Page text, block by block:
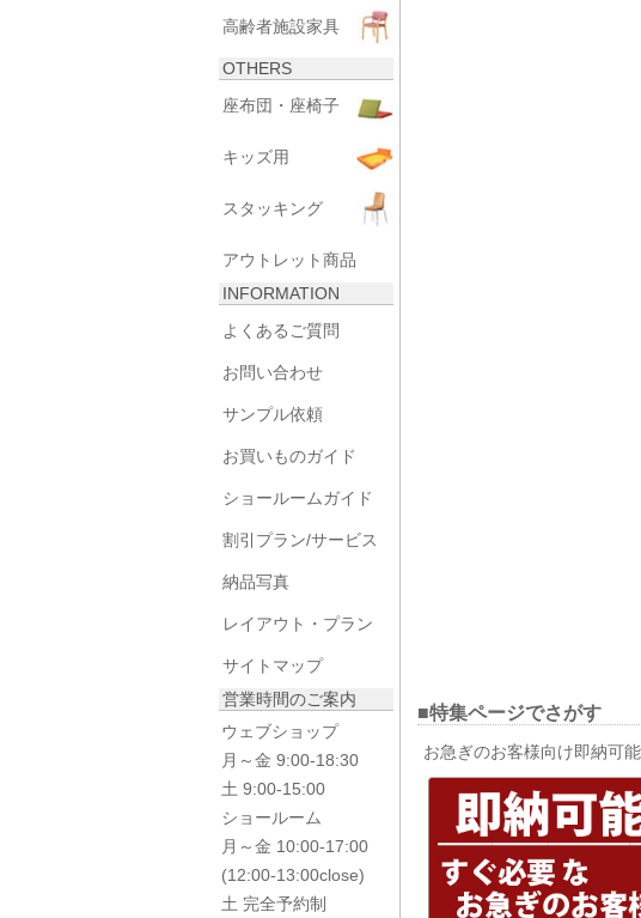
高齢者施設家具
OTHERS
座布団・座椅子
キッズ用
スタッキング
アウトレット商品
INFORMATION
よくあるご質問
お問い合わせ
サンプル依頼
お買いものガイド
ショールームガイド
割引プラン/サービス
納品写真
レイアウト・プラン
サイトマップ
営業時間のご案内
ウェブショップ
月～金 9:00-18:30
土 9:00-15:00
ショールーム
月～金 10:00-17:00
(12:00-13:00close)
土 完全予約制
■特集ページでさがす
お急ぎのお客様向け即納可